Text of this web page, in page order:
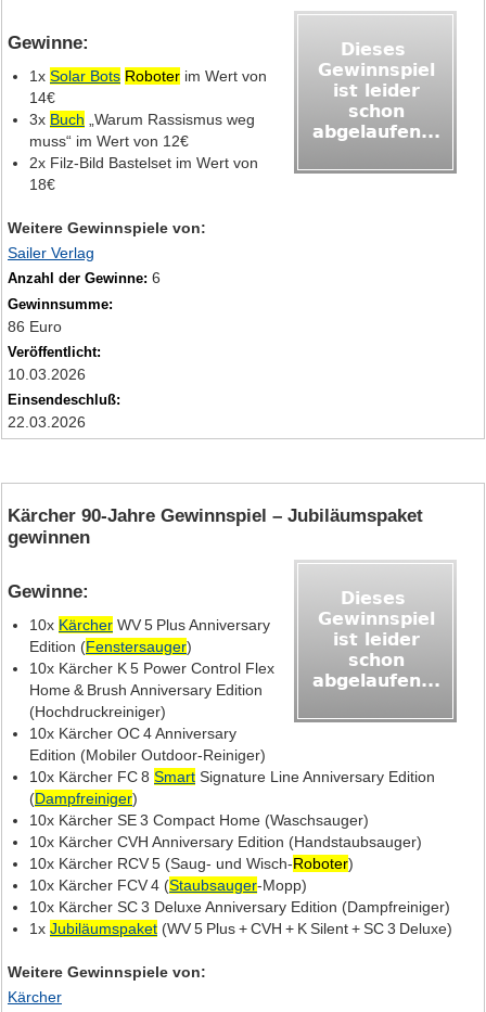
Gewinne:
1x Solar Bots Roboter im Wert von
14€
3x Buch „Warum Rassismus weg
muss“ im Wert von 12€
2x Filz‑Bild Bastelset im Wert von
18€
Weitere Gewinnspiele von:
Sailer Verlag
Anzahl der Gewinne: 6
Gewinnsumme:
86 Euro
Veröffentlicht:
10.03.2026
Einsendeschluß:
22.03.2026
Kärcher 90‑Jahre Gewinnspiel – Jubiläumspaket
gewinnen
Gewinne:
10x Kärcher WV 5 Plus Anniversary
Edition (Fenstersauger)
10x Kärcher K 5 Power Control Flex
Home & Brush Anniversary Edition
(Hochdruckreiniger)
10x Kärcher OC 4 Anniversary
Edition (Mobiler Outdoor‑Reiniger)
10x Kärcher FC 8 Smart Signature Line Anniversary Edition
(Dampfreiniger)
10x Kärcher SE 3 Compact Home (Waschsauger)
10x Kärcher CVH Anniversary Edition (Handstaubsauger)
10x Kärcher RCV 5 (Saug‑ und Wisch‑Roboter)
10x Kärcher FCV 4 (Staubsauger‑Mopp)
10x Kärcher SC 3 Deluxe Anniversary Edition (Dampfreiniger)
1x Jubiläumspaket (WV 5 Plus + CVH + K Silent + SC 3 Deluxe)
Weitere Gewinnspiele von:
Kärcher